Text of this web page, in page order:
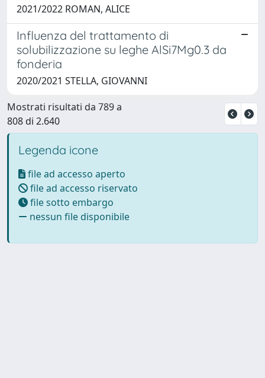
2021/2022 ROMAN, ALICE
Influenza del trattamento di
solubilizzazione su leghe AlSi7Mg0.3 da
fonderia
2020/2021 STELLA, GIOVANNI
Mostrati risultati da 789 a
808 di 2.640
Legenda icone
file ad accesso aperto
file ad accesso riservato
file sotto embargo
nessun file disponibile